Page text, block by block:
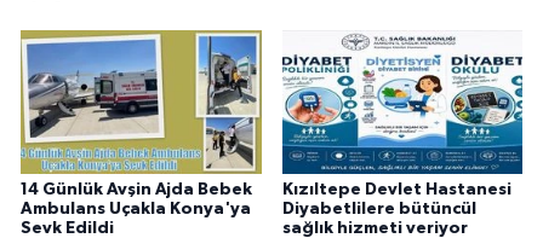
14 Günlük Avşin Ajda Bebek
Ambulans Uçakla Konya'ya
Sevk Edildi
Kızıltepe Devlet Hastanesi
Diyabetlilere bütüncül
sağlık hizmeti veriyor